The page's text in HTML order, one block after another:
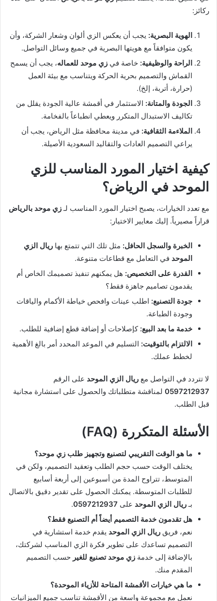
ركائز:
الهوية البصرية: يجب أن يعكس الزي ألوان وشعار الشركة، وأن
يكون متوافقاً مع هويتها البصرية في جميع وسائل التواصل.
الراحة والوظيفية: خاصة في زي موحد للعماله، يجب أن يسمح
القماش والتصميم بحرية الحركة ويتناسب مع بيئة العمل
(حرارة، أتربة، إلخ).
الجودة والمتانة: الاستثمار في أقمشة عالية الجودة يقلل من
تكاليف الاستبدال المتكرر ويعطي انطباعاً بالفخامة.
الملاءمة الثقافية: في مدينة محافظة مثل الرياض، يجب أن
يراعي التصميم العادات والتقاليد السعودية الأصيلة.
كيفية اختيار المورد المناسب للزي
الموحد في الرياض؟
مع تعدد الخيارات، يصبح اختيار المورد المناسب لـزي موحد بالرياض
قراراً مصيرياً. إليك معايير الاختيار:
الخبرة والسجل الحافل: مثل تلك التي تتمتع بها ريال الزي
الموحد في التعامل مع قطاعات متنوعة.
القدرة على التخصيص: هل يمكنهم تنفيذ تصميمك الخاص أم
يقدمون تصاميم جاهزة فقط؟
جودة التصنيع: اطلب عينات وافحص خياطة الأكمام والياقات
وجودة الطباعة.
خدمة ما بعد البيع: كإصلاحات أو إضافة قطع إضافية للطلب.
الالتزام بالتوقيت: التسليم في الموعد المحدد أمر بالغ الأهمية
لخطط عملك.
لا تتردد في التواصل مع ريال الزي الموحد على الرقم
0597212937 لمناقشة متطلباتك والحصول على استشارة مجانية
قبل الطلب.
الأسئلة المتكررة (FAQ)
ما هو الوقت التقريبي لتصنيع وتجهيز طلب زي موحد؟
يختلف الوقت حسب حجم الطلب وتعقيد التصميم، ولكن في
المتوسط، تتراوح المدة من أسبوعين إلى أربعة أسابيع
للطلبات المتوسطة. يمكنك الحصول على تقدير دقيق بالاتصال
بـ ريال الزي الموحد على 0597212937
.
هل تقدمون خدمة التصميم أيضاً أم التصنيع فقط؟
نعم، فريق ريال الزي الموحد يقدم خدمة استشارية في
التصميم تساعدك على تطوير فكرة الزي المناسب لشركتك،
بالإضافة إلى خدمة زي موحد تصنيع للغير حسب التصميم
المقدم منك.
ما هي خيارات الأقمشة المتاحة للأزياء الموحدة؟
نعمل مع مجموعة واسعة من الأقمشة تناسب جميع الميزانيات